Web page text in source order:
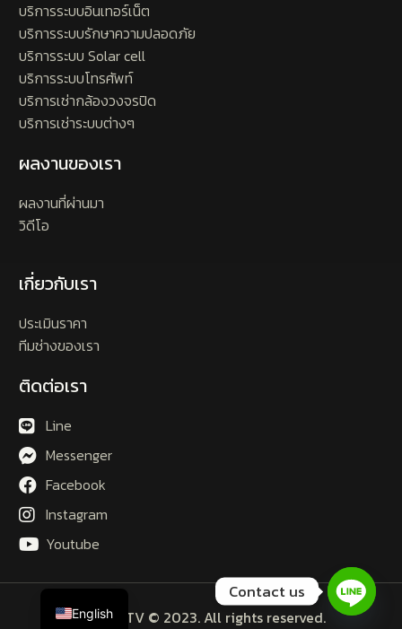
บริการระบบอินเทอร์เน็ต
บริการระบบรักษาความปลอดภัย
บริการระบบ Solar cell
บริการระบบโทรศัพท์
บริการเช่ากล้องวงจรปิด
บริการเช่าระบบต่างๆ
ผลงานของเรา
ผลงานที่ผ่านมา
วิดีโอ
เกี่ยวกับเรา
ประเมินราคา
ทีมช่างของเรา
ติดต่อเรา
Line
Messenger
Facebook
Instagram
Youtube
AITSCCTV © 2023. All rights reserved.
English
Contact us